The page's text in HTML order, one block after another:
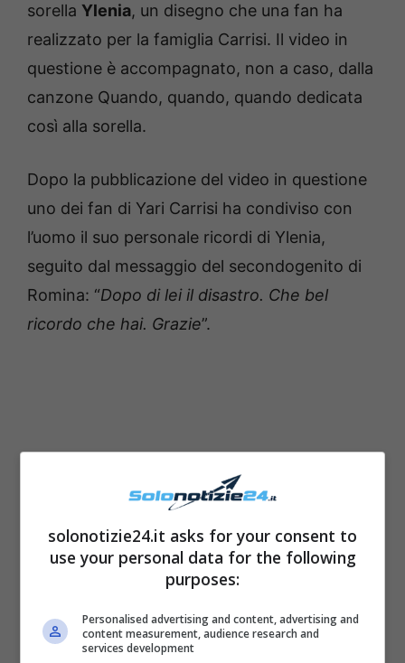
sorella Ylenia, un disegno che una fan ha
realizzato per la famiglia Carrisi. Il video in
questione è accompagnato, non a caso, dalla
canzone Quando, quando, quando dedicata
così alla sorella.
Dopo la pubblicazione del video in questione
uno dei fan di Yari Carrisi ha condiviso con
l’uomo il suo personale ricordi di Ylenia,
seguito dal messaggio del secondogenito di
Romina: “Dopo di lei il disastro. Che bel
ricordo che hai. Grazie”.
solonotizie24.it asks for your consent to
use your personal data for the following
purposes:
Personalised advertising and content, advertising and
content measurement, audience research and
services development